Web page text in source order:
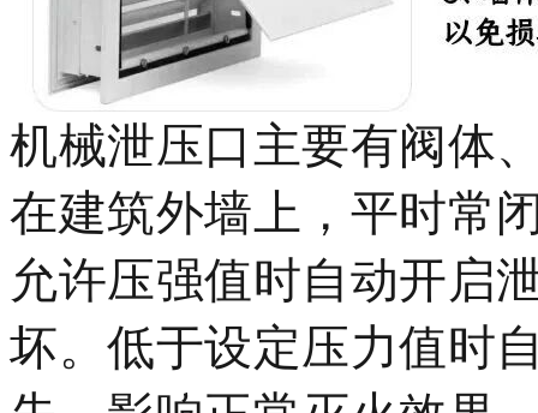
机械泄压口主要有阀体
在建筑外墙上，平时常
允许压强值时自动开启
坏。低于设定压力值时